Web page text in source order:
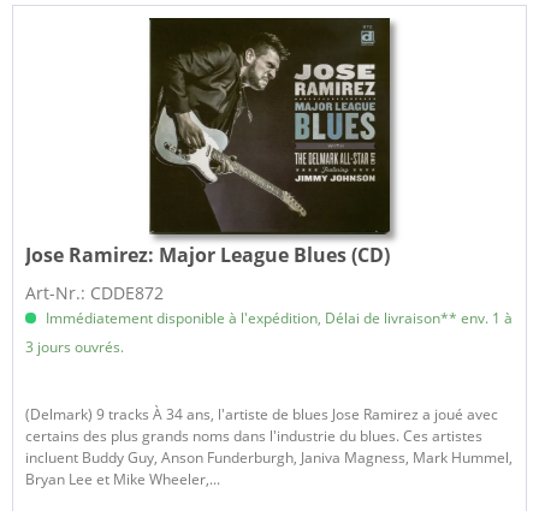
Jose Ramirez: Major League Blues (CD)
Art-Nr.: CDDE872
Immédiatement disponible à l'expédition, Délai de livraison** env. 1 à
3 jours ouvrés.
(Delmark) 9 tracks À 34 ans, l'artiste de blues Jose Ramirez a joué avec
certains des plus grands noms dans l'industrie du blues. Ces artistes
incluent Buddy Guy, Anson Funderburgh, Janiva Magness, Mark Hummel,
Bryan Lee et Mike Wheeler,...